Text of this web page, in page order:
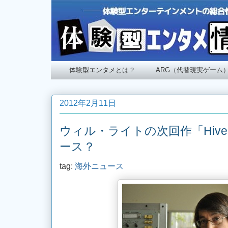
体験型エンタメとは？ ARG（代替現実ゲーム
2012年2月11日
ウィル・ライトの次回作「
ース？
tag: 海外ニュース